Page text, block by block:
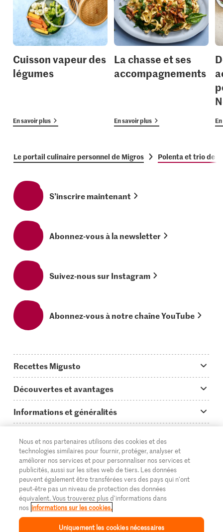
Cuisson vapeur des
légumes
En savoir plus
La chasse et ses
accompagnements
En savoir plus
Le portail culinaire personnel de Migros Polenta et trio de
S’inscrire maintenant
Abonnez-vous à la newsletter
Suivez-nous sur Instagram
Abonnez-vous à notre chaîne YouTube
Recettes Migusto
Idées de menus
Plats principaux
Simple & vite prêt
Apéritif
Préparations au four
Enfants & famille
Toutes les recettes
Découvertes et avantages
On en parle...
Tutoriels
Glossaire des ingrédients
Login Migusto
Magazine Migusto
Informations et généralités
Questions concernant Migusto
Cuisiner avec Migusto
Service clientèle & contact
Publicité
Impressum
Supermarché
Migros Online
À propos de Migros
Magasins
© 2026 La Fédération des coopératives Migros
DE FR IT
Nous et nos partenaires utilisons des cookies et des
technologies similaires pour fournir, protéger, analyser et
améliorer nos services et pour personnaliser nos services et
publicités, aussi sur les sites web de tiers. Les données
peuvent également être transférées vers des pays qui n'ont
peut-être pas un niveau de protection des données
équivalent. Vous trouverez plus d'informations dans
nos informations sur les cookies.
Uniquement les cookies nécessaires